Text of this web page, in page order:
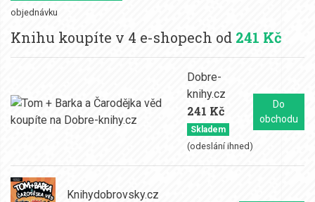
objednávku
Knihu koupíte v 4 e-shopech od 241 Kč
Dobre-
knihy.cz
241 Kč
Skladem
(odeslání ihned)
Do
obchodu
Knihydobrovsky.cz